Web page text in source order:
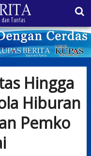
Hingga
Hiburan
Pemko